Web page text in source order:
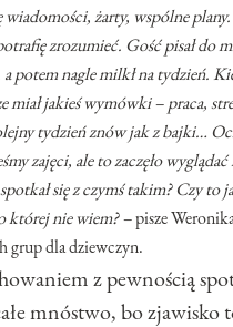
wiadomości, żarty, wspólne plany.
zrozumieć. Gość pisał do
potem nagle milkł na tydzień.
miał jakieś wymówki – praca,
tydzień znów jak z bajki…
zajęci, ale to zaczęło
się z czymś takim? Czy to
której nie wiem?–pisze
grup dla dziewczyn.
z pewnością
mnóstwo, bo zjawisko